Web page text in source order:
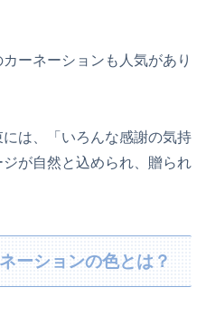
ーネーションも人気があり
は、「いろんな感謝の気持
が自然と込められ、贈られ
ーションの色とは？